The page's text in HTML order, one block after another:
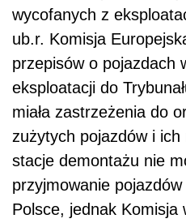
wycofanych z
ub.r. Komisja
przepisów o pojazdach
eksploatacji do
miała zastrzeżenia do
zużytych pojazdów i
stacje demontażu nie
przyjmowanie
Polsce, jednak Komisja